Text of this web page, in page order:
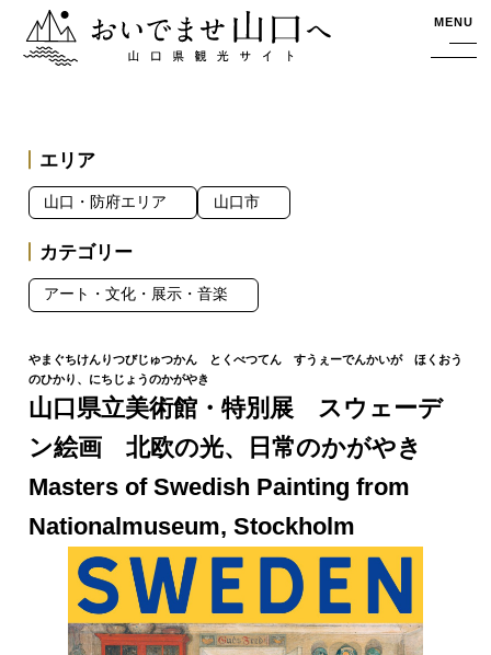
おいでませ山口へー山口県観光サイト MENU
山口県立美術館・特別展 スウェーデ
ン絵画 北欧の光、日常のかがやき
Masters of Swedish Painting from
Nationalmuseum, Stockholm
エリア
山口・防府エリア 山口市
カテゴリー
アート・文化・展示・音楽